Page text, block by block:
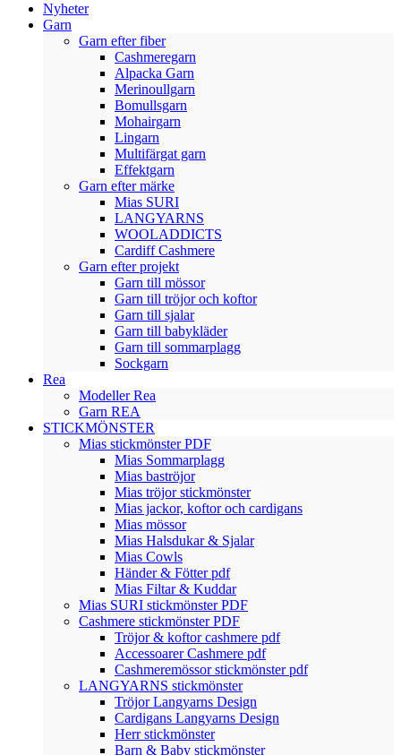
Nyheter
Garn
Garn efter fiber
Cashmeregarn
Alpacka Garn
Merinoullgarn
Bomullsgarn
Mohairgarn
Lingarn
Multifärgat garn
Effektgarn
Garn efter märke
Mias SURI
LANGYARNS
WOOLADDICTS
Cardiff Cashmere
Garn efter projekt
Garn till mössor
Garn till tröjor och koftor
Garn till sjalar
Garn till babykläder
Garn till sommarplagg
Sockgarn
Rea
Modeller Rea
Garn REA
STICKMÖNSTER
Mias stickmönster PDF
Mias Sommarplagg
Mias baströjor
Mias tröjor stickmönster
Mias jackor, koftor och cardigans
Mias mössor
Mias Halsdukar & Sjalar
Mias Cowls
Händer & Fötter pdf
Mias Filtar & Kuddar
Mias SURI stickmönster PDF
Cashmere stickmönster PDF
Tröjor & koftor cashmere pdf
Accessoarer Cashmere pdf
Cashmeremössor stickmönster pdf
LANGYARNS stickmönster
Tröjor Langyarns Design
Cardigans Langyarns Design
Herr stickmönster
Barn & Baby stickmönster